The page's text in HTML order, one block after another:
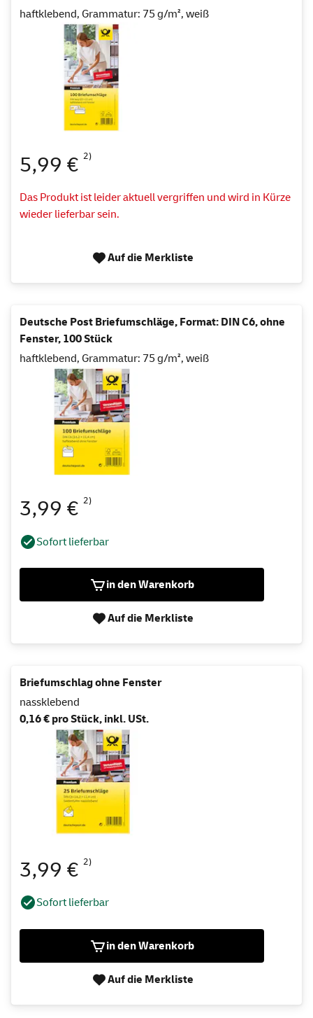
haftklebend, Grammatur: 75 g/m², weiß
5,99 € 2)
Das Produkt ist leider aktuell vergriffen und wird in Kürze
wieder lieferbar sein.
Auf die Merkliste
Deutsche Post Briefumschläge, Format: DIN C6, ohne
Fenster, 100 Stück
haftklebend, Grammatur: 75 g/m², weiß
3,99 € 2)
Sofort lieferbar
in den Warenkorb
Auf die Merkliste
Briefumschlag ohne Fenster
nassklebend
0,16 € pro Stück, inkl. USt.
3,99 € 2)
Sofort lieferbar
in den Warenkorb
Auf die Merkliste